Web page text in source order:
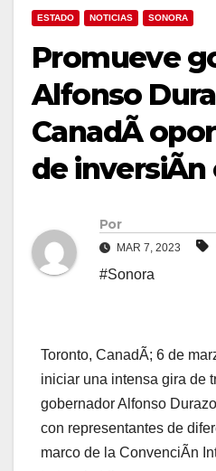
ESTADO NOTICIAS SONORA
Promueve
Alfonso
CanadÃ
de inversiÃn
Por
MAR 7, 2023
#Sonora
Toronto, CanadÃ; 6 de
iniciar una intensa gira de
gobernador Alfonso
con representantes de
marco de la ConvenciÃn